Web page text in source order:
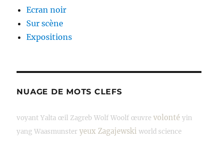
Ecran noir
Sur scène
Expositions
NUAGE DE MOTS CLEFS
voyant Yalta œil Zagreb Wolf Woolf œuvre volonté yin
yang Waasmunster yeux Zagajewski world science